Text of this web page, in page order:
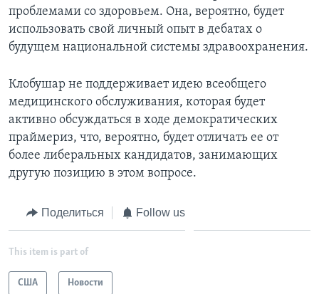
проблемами со здоровьем. Она, вероятно, будет
использовать свой личный опыт в дебатах о
будущем национальной системы здравоохранения.
Клобушар не поддерживает идею всеобщего
медицинского обслуживания, которая будет
активно обсуждаться в ходе демократических
праймериз, что, вероятно, будет отличать ее от
более либеральных кандидатов, занимающих
другую позицию в этом вопросе.
Поделиться Follow us
This item is part of
США Новости